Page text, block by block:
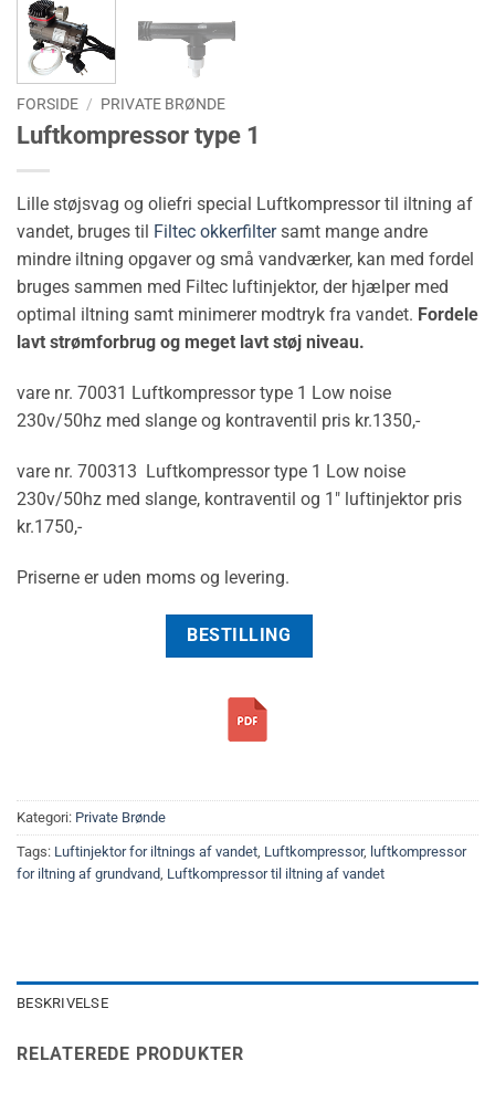
FORSIDE / PRIVATE BRØNDE
Luftkompressor type 1
Lille støjsvag og oliefri special Luftkompressor til iltning af
vandet, bruges til Filtec okkerfiltersamt mange andre
mindre iltning opgaver og små vandværker, kan med fordel
bruges sammen med Filtec luftinjektor, der hjælper med
optimal iltning samt minimerer modtryk fra vandet. Fordele
lavt strømforbrug og meget lavt støj niveau.
vare nr. 70031 Luftkompressor type 1 Low noise
230v/50hz med slange og kontraventil pris kr.1350,-
vare nr. 700313 Luftkompressor type 1 Low noise
230v/50hz med slange, kontraventil og 1″ luftinjektor pris
kr.1750,-
Priserne er uden moms og levering.
BESTILLING
Kategori: Private Brønde
Tags: Luftinjektor for iltnings af vandet Luftkompressor, luftkompressor
for iltning af grundvand Luftkompressor til iltning af vandet
BESKRIVELSE
RELATEREDE PRODUKTER